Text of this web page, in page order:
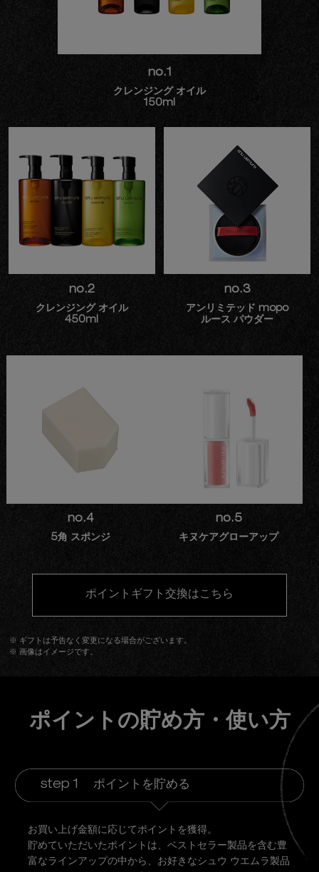
no.1
クレンジング オイル
150ml
no.2
クレンジング オイル
450ml
no.3
アンリミテッド mopo
ルース パウダー
no.4
5角 スポンジ
no.5
キヌケアグローアップ
ポイントギフト交換はこちら
※ ギフトは予告なく変更になる場合がございます。
※ 画像はイメージです。
ポイントの貯め方・使い方
step 1 ポイントを貯める
お買い上げ金額に応じてポイントを獲得。
貯めていただいたポイントは、ベストセラー製品を含む豊
富なラインアップの中から、お好きなシュウ ウエムラ製品